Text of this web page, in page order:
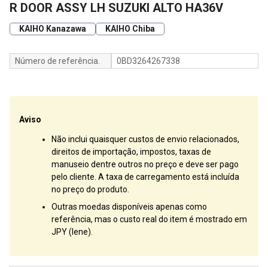
R DOOR ASSY LH SUZUKI ALTO HA36V
KAIHO Kanazawa KAIHO Chiba
Número de referência. 0BD3264267338
Aviso
Não inclui quaisquer custos de envio relacionados,
direitos de importação, impostos, taxas de
manuseio dentre outros no preço e deve ser pago
pelo cliente. A taxa de carregamento está incluída
no preço do produto.
Outras moedas disponíveis apenas como
referência, mas o custo real do item é mostrado em
JPY (Iene).